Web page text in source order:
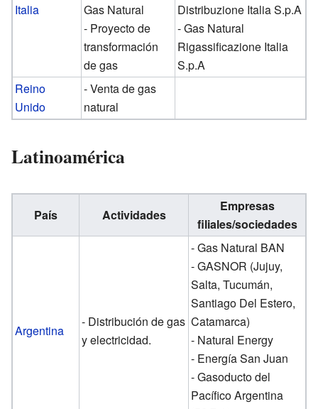
Italia
Gas Natural
- Proyecto de
transformación
de gas
Distribuzione Italia S.p.A
- Gas Natural
Rigassificazione Italia
S.p.A
Reino
Unido
- Venta de gas
natural
Latinoamérica
País Actividades
Empresas
filiales/sociedades
Argentina
- Distribución de gas
y electricidad.
- Gas Natural BAN
- GASNOR (Jujuy,
Salta, Tucumán,
Santiago Del Estero,
Catamarca)
- Natural Energy
- Energía San Juan
- Gasoducto del
Pacífico Argentina